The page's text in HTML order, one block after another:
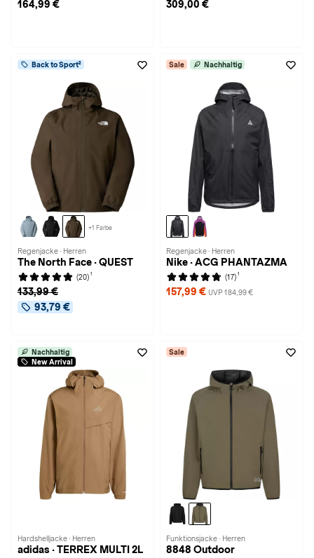
164,99 € 309,00 €
Back to Sport²
+1 Farbe
Regenjacke · Herren
The North Face · QUEST
(20) 1
133,99 €
93,79 €
Sale Nachhaltig
Regenjacke · Herren
Nike · ACG PHANTAZMA
(17) 1
157,99 € UVP 184,99 €
Nachhaltig
New Arrival
Hardshelljacke · Herren
adidas · TERREX MULTI 2L
Sale
Funktionsjacke · Herren
8848 Outdoor